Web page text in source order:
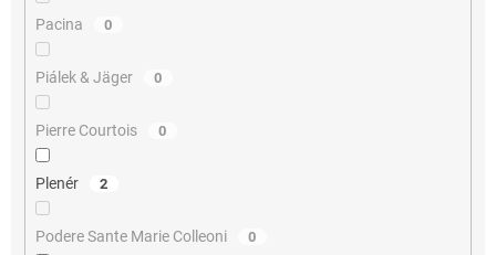
Pacina 0
Piálek & Jäger 0
Pierre Courtois 0
Plenér 2
Podere Sante Marie Colleoni 0